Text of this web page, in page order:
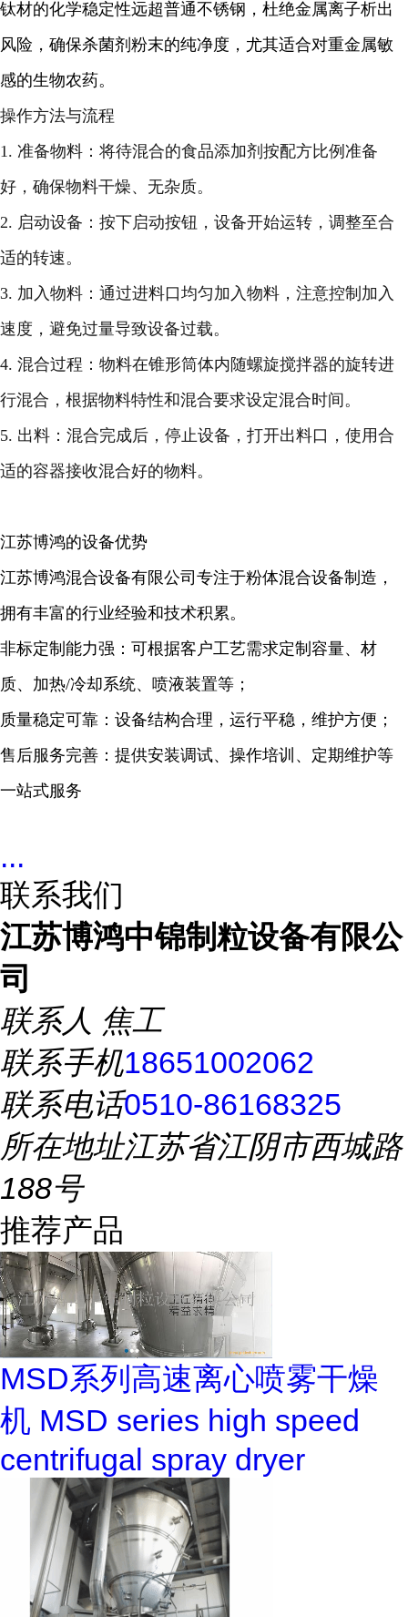
钛材的化学稳定性远超普通不锈钢，杜绝金属离子析出
风险，确保杀菌剂粉末的纯净度，尤其适合对重金属敏
感的生物农药。
操作方法与流程
1. 准备物料：将待混合的食品添加剂按配方比例准备
好，确保物料干燥、无杂质。
2. 启动设备：按下启动按钮，设备开始运转，调整至合
适的转速。
3. 加入物料：通过进料口均匀加入物料，注意控制加入
速度，避免过量导致设备过载。
4. 混合过程：物料在锥形筒体内随螺旋搅拌器的旋转进
行混合，根据物料特性和混合要求设定混合时间。
5. 出料：混合完成后，停止设备，打开出料口，使用合
适的容器接收混合好的物料。
江苏博鸿的设备优势
江苏博鸿混合设备有限公司专注于粉体混合设备制造，
拥有丰富的行业经验和技术积累。
非标定制能力强：可根据客户工艺需求定制容量、材
质、加热/冷却系统、喷液装置等；
质量稳定可靠：设备结构合理，运行平稳，维护方便；
售后服务完善：提供安装调试、操作培训、定期维护等
一站式服务
...
联系我们
江苏博鸿中锦制粒设备有限公
司
联系人 焦工
联系手机18651002062
联系电话0510-86168325
所在地址江苏省江阴市西城路
188号
推荐产品
MSD系列高速离心喷雾干燥
机 MSD series high speed
centrifugal spray dryer